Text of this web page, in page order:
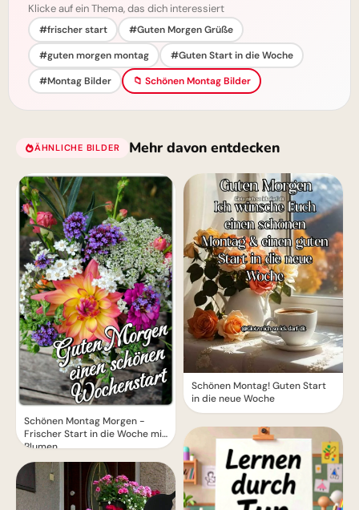
Klicke auf ein Thema, das dich interessiert
#frischer start
#Guten Morgen Grüße
#guten morgen montag
#Guten Start in die Woche
#Montag Bilder
📁 Schönen Montag Bilder
ÄHNLICHE BILDER Mehr davon entdecken
Schönen Montag Morgen -
Frischer Start in die Woche mit
Blumen
Schönen Montag! Guten Start
in die neue Woche